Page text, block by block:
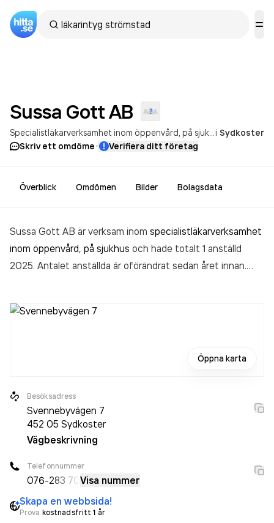
Sussa GottAB
Annan
i Sydkoster
Skriv ett omdöme· Verifiera ditt företag
Överblick Omdömen Bilder Bolagsdata
Sussa Gott AB är verksam inom specialistläkarverksamhet
inom öppenvård, på sjukhus och hade totalt 1 anställd
2025. Antalet anställda är oförändrat sedan året innan.
Öppna karta
Besöksadress
Svennebyvägen 7
452 05 Sydkoster
Vägbeskrivning
Telefonnummer
076-283 70 Visa nummer
Skapa en webbsida!
Prova kostnadsfritt 1 år